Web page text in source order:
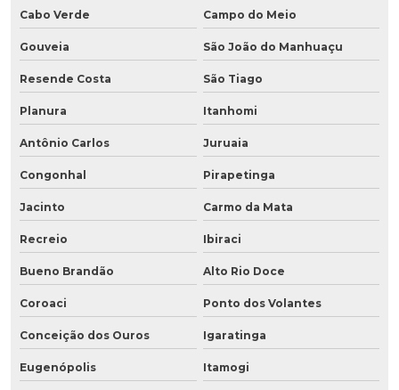
Cabo Verde Campo do Meio
Gouveia São João do Manhuaçu
Resende Costa São Tiago
Planura Itanhomi
Antônio Carlos Juruaia
Congonhal Pirapetinga
Jacinto Carmo da Mata
Recreio Ibiraci
Bueno Brandão Alto Rio Doce
Coroaci Ponto dos Volantes
Conceição dos Ouros Igaratinga
Eugenópolis Itamogi